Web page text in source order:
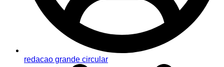
redacao grande circular